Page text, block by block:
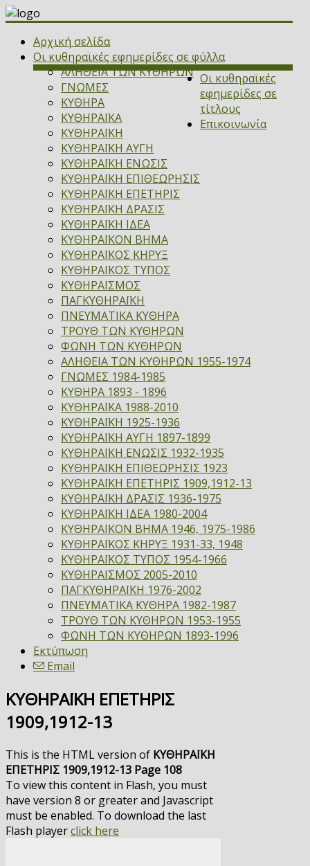
Αρχική σελίδα
Οι κυθηραϊκές εφημερίδες σε φύλλα
ΑΛΗΘΕΙΑ ΤΩΝ ΚΥΘΗΡΩΝ
ΓΝΩΜΕΣ
ΚΥΘΗΡΑ
ΚΥΘΗΡΑΪΚΑ
ΚΥΘΗΡΑΪΚΗ
ΚΥΘΗΡΑΪΚΗ ΑΥΓΗ
ΚΥΘΗΡΑΪΚΗ ΕΝΩΣΙΣ
ΚΥΘΗΡΑΪΚΗ ΕΠΙΘΕΩΡΗΣΙΣ
ΚΥΘΗΡΑΪΚΗ ΕΠΕΤΗΡΙΣ
ΚΥΘΗΡΑΪΚΗ ΔΡΑΣΙΣ
ΚΥΘΗΡΑΪΚΗ ΙΔΕΑ
ΚΥΘΗΡΑΪΚΟΝ ΒΗΜΑ
ΚΥΘΗΡΑΪΚΟΣ ΚΗΡΥΞ
ΚΥΘΗΡΑΪΚΟΣ ΤΥΠΟΣ
ΚΥΘΗΡΑΪΣΜΟΣ
ΠΑΓΚΥΘΗΡΑΪΚΗ
ΠΝΕΥΜΑΤΙΚΑ ΚΥΘΗΡΑ
ΤΡΟΥΘ ΤΩΝ ΚΥΘΗΡΩΝ
ΦΩΝΗ ΤΩΝ ΚΥΘΗΡΩΝ
Οι κυθηραϊκές
εφημερίδες σε
τίτλους
ΑΛΗΘΕΙΑ ΤΩΝ ΚΥΘΗΡΩΝ 1955-1974
ΓΝΩΜΕΣ 1984-1985
ΚΥΘΗΡΑ 1893 - 1896
ΚΥΘΗΡΑΪΚΑ 1988-2010
ΚΥΘΗΡΑΪΚΗ 1925-1936
ΚΥΘΗΡΑΪΚΗ ΑΥΓΗ 1897-1899
ΚΥΘΗΡΑΪΚΗ ΕΝΩΣΙΣ 1932-1935
ΚΥΘΗΡΑΪΚΗ ΕΠΙΘΕΩΡΗΣΙΣ 1923
ΚΥΘΗΡΑΪΚΗ ΕΠΕΤΗΡΙΣ 1909,1912-13
ΚΥΘΗΡΑΪΚΗ ΔΡΑΣΙΣ 1936-1975
ΚΥΘΗΡΑΪΚΗ ΙΔΕΑ 1980-2004
ΚΥΘΗΡΑΪΚΟΝ ΒΗΜΑ 1946, 1975-1986
ΚΥΘΗΡΑΪΚΟΣ ΚΗΡΥΞ 1931-33, 1948
ΚΥΘΗΡΑΪΚΟΣ ΤΥΠΟΣ 1954-1966
ΚΥΘΗΡΑΪΣΜΟΣ 2005-2010
ΠΑΓΚΥΘΗΡΑΪΚΗ 1976-2002
ΠΝΕΥΜΑΤΙΚΑ ΚΥΘΗΡΑ 1982-1987
ΤΡΟΥΘ ΤΩΝ ΚΥΘΗΡΩΝ 1953-1955
ΦΩΝΗ ΤΩΝ ΚΥΘΗΡΩΝ 1893-1996
Επικοινωνία
Εκτύπωση
Email
ΚΥΘΗΡΑΪΚΗ ΕΠΕΤΗΡΙΣ
1909,1912-13
This is the HTML version of ΚΥΘΗΡΑΪΚΗ
ΕΠΕΤΗΡΙΣ 1909,1912-13 Page 108
To view this content in Flash, you must
have version 8 or greater and Javascript
must be enabled. To download the last
Flash playerclick here